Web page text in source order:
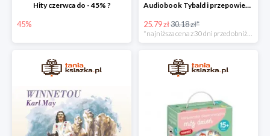
Hity czerwca do - 45% ?
45%
Audiobook Tybald i przepowiednia Studni Praprzodków
25.79 zł30.18 zł*
*najniższa cena z 30 dni przed obniżką